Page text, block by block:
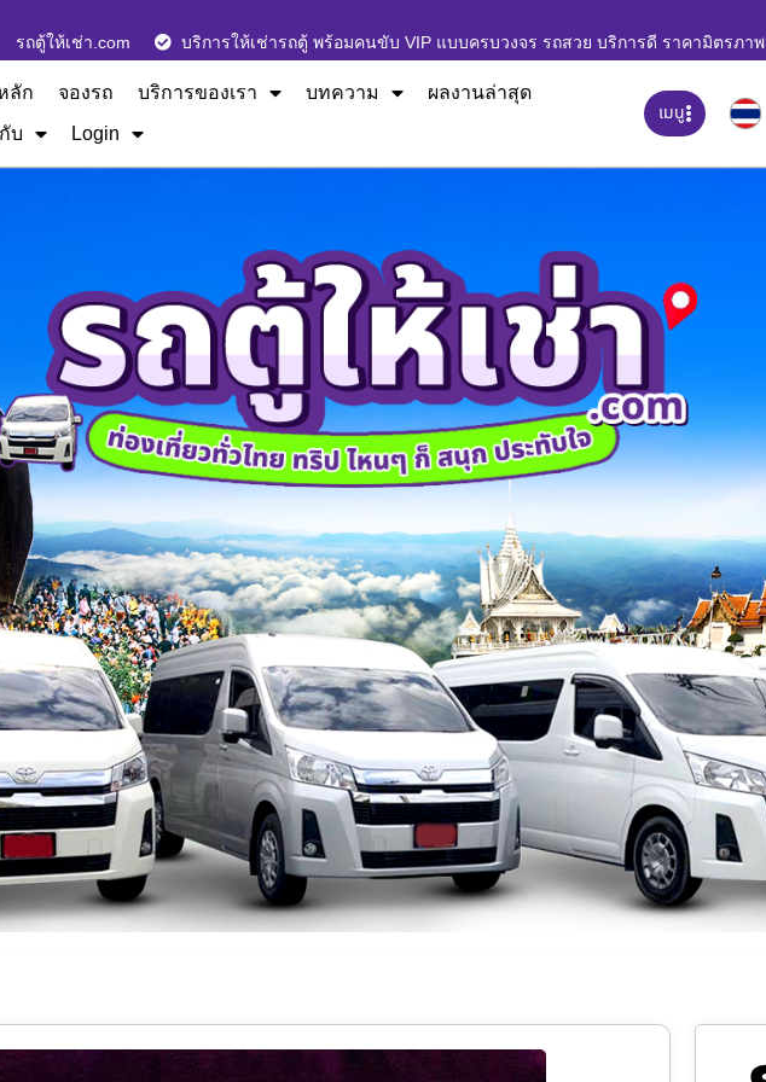
รถตู้ให้เช่า.com บริการให้เช่ารถตู้ พร้อมคนขับ VIP แบบครบวงจร รถสวย บริการดี ราคามิตรภาพ
ลัก จองรถ บริการของเรา บทความ
ผลงานล่าสุด
บ
Login
เมนู